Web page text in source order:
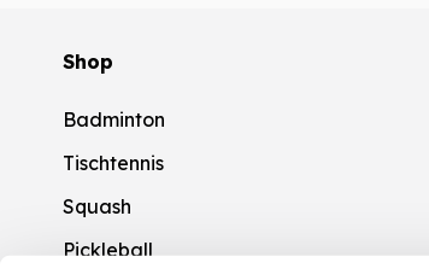
Shop
Badminton
Tischtennis
Squash
Pickleball